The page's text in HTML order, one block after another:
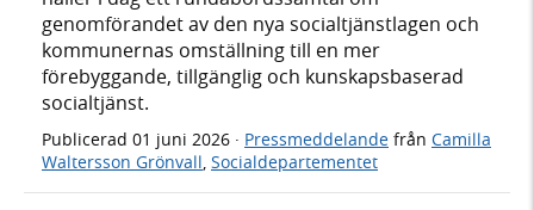
genomförandet av den nya socialtjänstlagen och
kommunernas omställning till en mer
förebyggande, tillgänglig och kunskapsbaserad
socialtjänst.
Publicerad 01 juni 2026 · Pressmeddelande från Camilla
Waltersson Grönvall, Socialdepartementet